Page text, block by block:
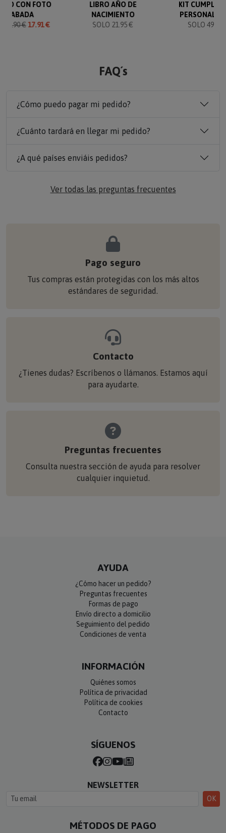
CON FOTO
GRABADA
19.90 €17.91 €
LIBRO AÑO DE
NACIMIENTO
SOLO 21.95 €
KIT
SOLO 49.90
FAQ´s
¿Cómo puedo pagar mi pedido?
¿Cuánto tardará en llegar mi pedido?
¿A qué países enviáis pedidos?
Ver todas las preguntas frecuentes
Pago seguro
Tus compras están protegidas con los más altos
estándares de seguridad.
Contacto
¿Tienes dudas? Escríbenos o llámanos. Estamos aquí
para ayudarte.
Preguntas frecuentes
Consulta nuestra sección de ayuda para resolver
cualquier inquietud.
AYUDA
¿Cómo hacer un pedido?
Preguntas frecuentes
Formas de pago
Envío directo a domicilio
Seguimiento del pedido
Condiciones de venta
INFORMACIÓN
Quiénes somos
Política de privacidad
Política de cookies
Contacto
SÍGUENOS
NEWSLETTER
OK
MÉTODOS DE PAGO